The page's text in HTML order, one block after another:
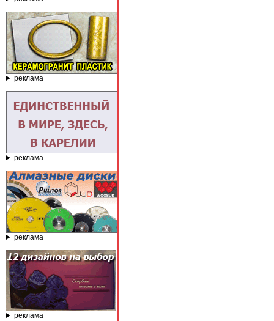
реклама
реклама
реклама
реклама